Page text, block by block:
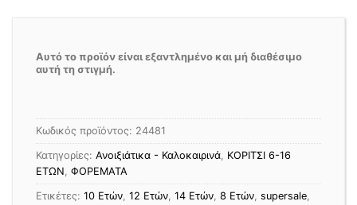
Αυτό το προϊόν είναι εξαντλημένο και μή διαθέσιμο
αυτή τη στιγμή.
Κωδικός προϊόντος: 24481
Κατηγορίες: Ανοιξιάτικα - Καλοκαιρινά, ΚΟΡΙΤΣΙ 6-16
ΕΤΩΝ, ΦΟΡΕΜΑΤΑ
Ετικέτες: 10 Ετών, 12 Ετών, 14 Ετών, 8 Ετών, supersale,